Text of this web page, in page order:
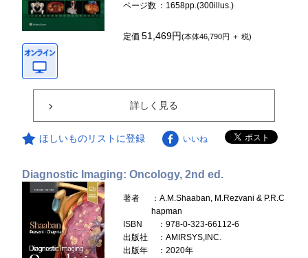
ページ数 ：1658pp.(300illus.)
定価51,469円(本体46,790円 ＋ 税)
詳しく見る
ほしいものリストに登録 いいね
Diagnostic Imaging: Oncology, 2nd ed.
著者
：A.M.Shaaban, M.Rezvani & P.R.C
hapman
ISBN
：978-0-323-66112-6
出版社
：AMIRSYS,INC.
出版年
：2020年